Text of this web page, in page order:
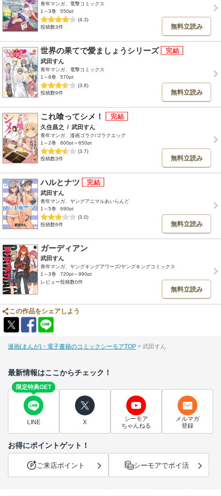
青年マンガ、電撃コミックス
1～3巻
550pt
(4.3)
投稿数3件
無料立読み
世界の果てで愛ましょうシリーズ
武田すん
青年マンガ、電撃コミックス
1～8巻
570pt
(3.8)
投稿数9件
無料立読み
これ喰ってシメ！
久住昌之 / 武田すん
青年マンガ、漫画ゴラク/ゴラクエッグ
1～2巻
600pt～650pt
(3.7)
投稿数3件
無料立読み
ハルとナツ
武田すん
青年マンガ、ヤングアニマルあいらんど
1～5巻
690pt
(3.0)
投稿数6件
無料立読み
ガーディアン
武田すん
青年マンガ、ヤングキングアワーズ/ヤングキングコミックス
1～3巻
720pt～990pt
レビュー投稿数0件
無料立読み
この作品をシェアしよう
漫画(まんが)・電子書籍のコミックシーモアTOP 武田すん
最新情報はここからチェック！
限定特典GET
LINE X
シーモア
ちゃんねる
メルマガ
登録
お得にポイントゲット！
ご来店ポイント シーモアでポイ活